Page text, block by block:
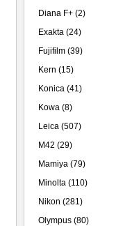
Diana F+ (2)
Exakta (24)
Fujifilm (39)
Kern (15)
Konica (41)
Kowa (8)
Leica (507)
M42 (29)
Mamiya (79)
Minolta (110)
Nikon (281)
Olympus (80)